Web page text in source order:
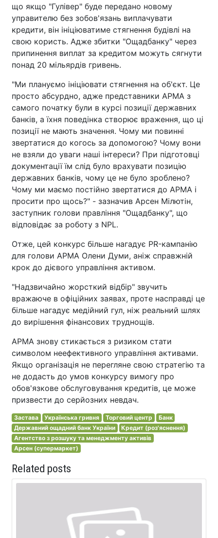
що якщо "Гулівер" буде передано новому
управителю без зобов'язань виплачувати
кредити, він ініціюватиме стягнення будівлі на
свою користь. Адже збитки "Ощадбанку" через
припинення виплат за кредитом можуть сягнути
понад 20 мільярдів гривень.
"Ми плануємо ініціювати стягнення на об'єкт. Це
просто абсурдно, адже представники АРМА з
самого початку були в курсі позиції державних
банків, а їхня поведінка створює враження, що ці
позиції не мають значення. Чому ми повинні
звертатися до когось за допомогою? Чому вони
не взяли до уваги наші інтереси? При підготовці
документації їм слід було врахувати позицію
державних банків, чому це не було зроблено?
Чому ми маємо постійно звертатися до АРМА і
просити про щось?" - зазначив Арсен Мілютін,
заступник голови правління "Ощадбанку", що
відповідає за роботу з NPL.
Отже, цей конкурс більше нагадує PR-кампанію
для голови АРМА Олени Думи, аніж справжній
крок до дієвого управління активом.
"Надзвичайно жорсткий відбір" звучить
вражаюче в офіційних заявах, проте насправді це
більше нагадує медійний гул, ніж реальний шлях
до вирішення фінансових труднощів.
АРМА знову стикається з ризиком стати
символом неефективного управління активами.
Якщо організація не перегляне свою стратегію та
не додасть до умов конкурсу вимогу про
обов'язкове обслуговування кредитів, це може
призвести до серйозних невдач.
Застава Українська гривня Торговий центр
Банк
Державний ощадний банк України
Кредит (роз'яснення)
Агентство з розшуку та менеджменту активів
Арсен (супермаркет)
Related posts